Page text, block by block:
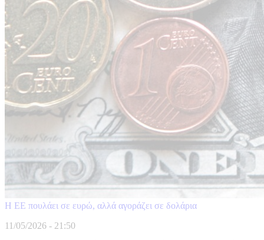
Η ΕΕ πουλάει σε ευρώ, αλλά αγοράζει σε δολάρια
11/05/2026 - 21:50